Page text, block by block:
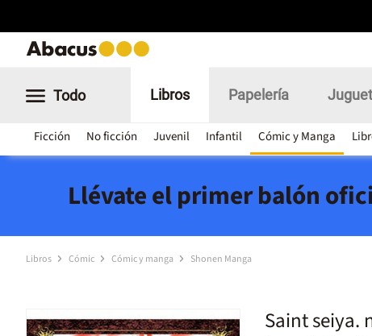
Todo Libros
Ficción No ficción Juvenil Infantil Cómic y Manga
Papelería
Llévate el primer balón
Libros Cómic Cómic y manga Shonen Manga
Saint seiya.